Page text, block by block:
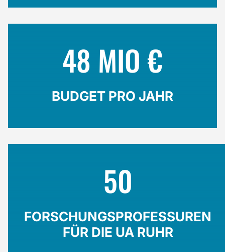
48 MIO €
BUDGET PRO JAHR
50
FORSCHUNGSPROFESSUREN
FÜR DIE UA RUHR